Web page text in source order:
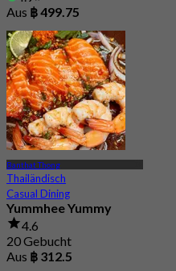
Aus ฿ 499.75
Banthat Thong
Thailändisch
Casual Dining
Yummhee Yummy
4.6
20 Gebucht
Aus ฿ 312.5